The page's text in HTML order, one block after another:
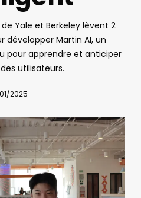
Yale et Berkeley lèvent 2
développer Martin AI, un
pour apprendre et anticiper
utilisateurs.
2025